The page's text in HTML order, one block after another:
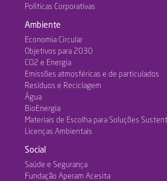
Políticas Corporativas
Ambiente
Economia Circular
Objetivos para 2030
CO2 e Energia
Emissões atmosféricas e de particulados
Resíduos e Reciclagem
Água
BioEnergia
Materiais de Escolha para Soluções
Licenças Ambientais
Social
Saúde e Segurança
Fundação Aperam Acesita